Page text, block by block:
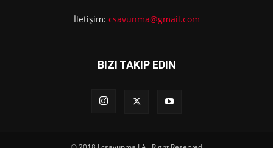
İletişim: csavunma@gmail.com
BIZI TAKIP EDIN